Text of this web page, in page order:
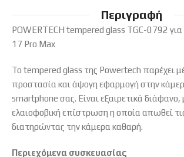
Περιγραφή
POWERTECH tempered glass TGC-0792
17 Pro Max
Το tempered glass της Powertech παρέχει
προστασία και άψογη εφαρμογή στην
smartphone σας. Είναι εξαιρετικά διάφανο,
ελαιοφοβική επίστρωση η οποία απωθεί
διατηρώντας την κάμερα καθαρή.
Περιεχόμενα συσκευασίας